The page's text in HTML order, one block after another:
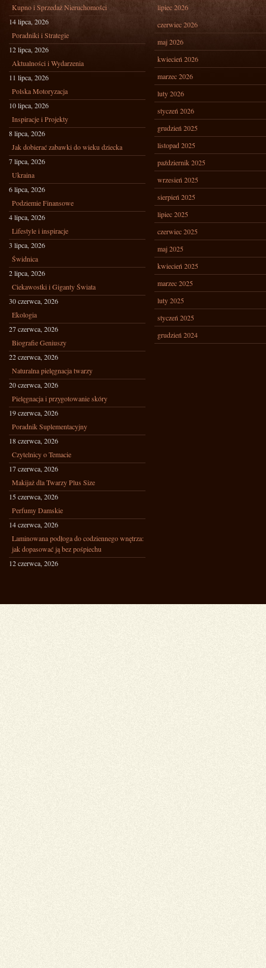
Kupno i Sprzedaż Nieruchomości
14 lipca, 2026
Poradniki i Strategie
12 lipca, 2026
Aktualności i Wydarzenia
11 lipca, 2026
Polska Motoryzacja
10 lipca, 2026
Inspiracje i Projekty
8 lipca, 2026
Jak dobierać zabawki do wieku dziecka
7 lipca, 2026
Ukraina
6 lipca, 2026
Podziemie Finansowe
4 lipca, 2026
Lifestyle i inspiracje
3 lipca, 2026
Świdnica
2 lipca, 2026
Ciekawostki i Giganty Świata
30 czerwca, 2026
Ekologia
27 czerwca, 2026
Biografie Geniuszy
22 czerwca, 2026
Naturalna pielęgnacja twarzy
20 czerwca, 2026
Pielęgnacja i przygotowanie skóry
19 czerwca, 2026
Poradnik Suplementacyjny
18 czerwca, 2026
Czytelnicy o Temacie
17 czerwca, 2026
Makijaż dla Twarzy Plus Size
15 czerwca, 2026
Perfumy Damskie
14 czerwca, 2026
Laminowana podłoga do codziennego wnętrza:
jak dopasować ją bez pośpiechu
12 czerwca, 2026
lipiec 2026
czerwiec 2026
maj 2026
kwiecień 2026
marzec 2026
luty 2026
styczeń 2026
grudzień 2025
listopad 2025
październik 2025
wrzesień 2025
sierpień 2025
lipiec 2025
czerwiec 2025
maj 2025
kwiecień 2025
marzec 2025
luty 2025
styczeń 2025
grudzień 2024